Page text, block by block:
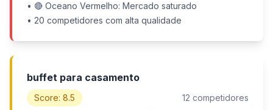
• 🔴 Oceano Vermelho: Mercado saturado
• 20 competidores com alta qualidade
buffet para casamento
Score: 8.5 12 competidores